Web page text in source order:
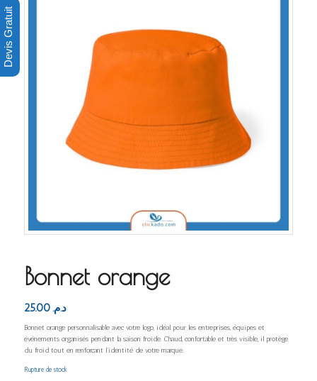
Bonnet orange
د.م. 25.00
Bonnet orange personnalisable avec votre logo, idéal pour les entreprises, équipes et
événements organisés pendant la saison froide. Chaud, confortable et très visible, il protège
du froid tout en renforçant l’identité de votre marque.
Rupture de stock
Devis Gratuit